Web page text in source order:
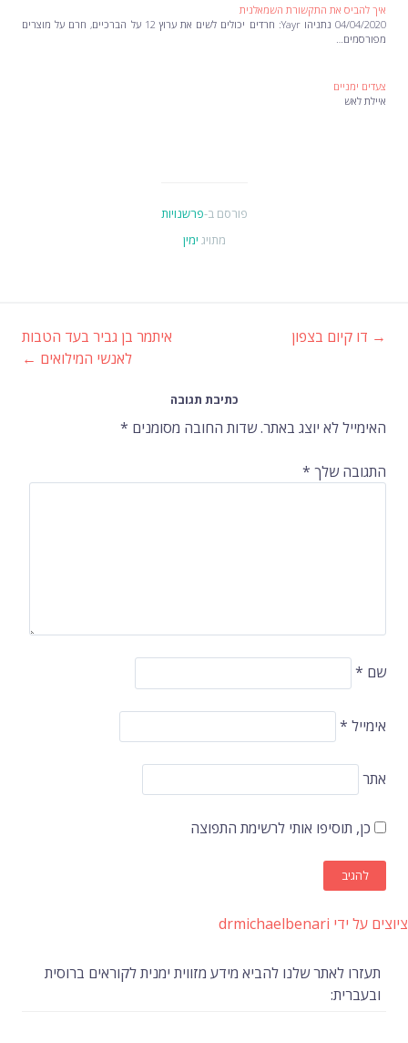
איך להביס את התקשורת השמאלנית
04/04/2020 נתניהו Yayr: חרדים יכולים לשים את ערוץ 12 על הברכיים, חרם על מוצרים
מפורסמים…
צעדים ימניים
איילת לאש
פורסם ב-פרשנויות
מתויג ימין
ניווט
ברשומות
→ דו קיום בצפון
איתמר בן גביר בעד הטבות
לאנשי המילואים ←
כתיבת תגובה
האימייל לא יוצג באתר.שדות החובה מסומנים *
התגובה שלך *
שם *
אימייל *
אתר
כן, תוסיפו אותי לרשימת התפוצה
ציוצים על ידי drmichaelbenari
תעזרו לאתר שלנו להביא מידע מזווית ימנית לקוראים ברוסית
ובעברית: